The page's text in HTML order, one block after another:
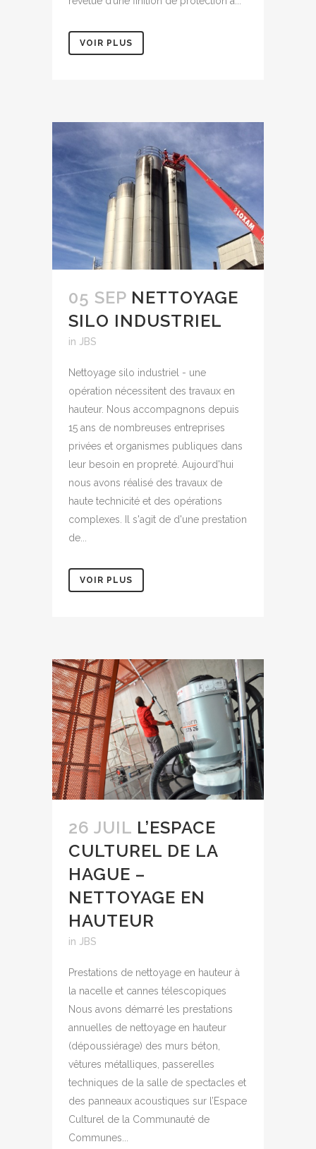
VOIR PLUS
05 SEP NETTOYAGE
SILO INDUSTRIEL
in JBS
Nettoyage silo industriel - une
opération nécessitent des travaux en
hauteur. Nous accompagnons depuis
15 ans de nombreuses entreprises
privées et organismes publiques dans
leur besoin en propreté. Aujourd'hui
nous avons réalisé des travaux de
haute technicité et des opérations
complexes. Il s'agit de d'une prestation
de...
VOIR PLUS
26 JUIL L’ESPACE
CULTUREL DE LA
HAGUE –
NETTOYAGE EN
HAUTEUR
in JBS
Prestations de nettoyage en hauteur à
la nacelle et cannes télescopiques
Nous avons démarré les prestations
annuelles de nettoyage en hauteur
(dépoussiérage) des murs béton,
vêtures métalliques, passerelles
techniques de la salle de spectacles et
des panneaux acoustiques sur l’Espace
Culturel de la Communauté de
Communes...